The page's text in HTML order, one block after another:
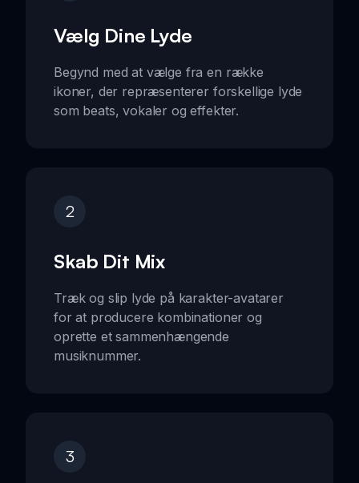
Vælg Dine Lyde
Begynd med at vælge fra en række
ikoner, der repræsenterer forskellige lyde
som beats, vokaler og effekter.
2
Skab Dit Mix
Træk og slip lyde på karakter-avatarer
for at producere kombinationer og
oprette et sammenhængende
musiknummer.
3